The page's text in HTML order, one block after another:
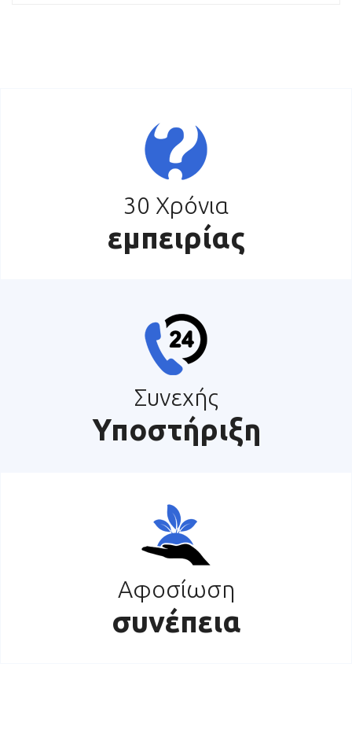
30 Χρόνια
εμπειρίας
Συνεχής
Υποστήριξη
Αφοσίωση
συνέπεια